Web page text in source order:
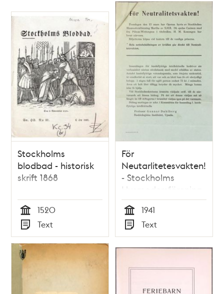
Stockholms
blodbad - historisk
skrift 1868
Tid
1520
Typ
Text
För
Neutarlitetesvakten!
- Stockholms
Husmodersförening
1941
Tid
1941
Typ
Text